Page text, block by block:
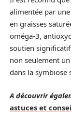
alimentée par
en graisses
oméga-3,
soutien
non seulement
dans la symbiose
A découvrir
astuces et